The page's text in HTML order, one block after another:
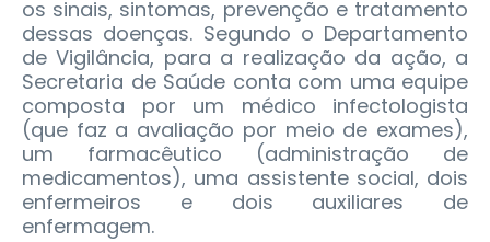
os sinais, sintomas, prevenção e tratamento
dessas doenças. Segundo o Departamento
de Vigilância, para a realização da ação, a
Secretaria de Saúde conta com uma equipe
composta por um médico infectologista
(que faz a avaliação por meio de exames),
um farmacêutico (administração de
medicamentos), uma assistente social, dois
enfermeiros e dois auxiliares de
enfermagem.